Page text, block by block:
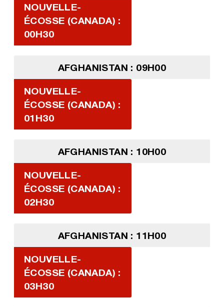
NOUVELLE-
ÉCOSSE (CANADA) :
00H30
AFGHANISTAN : 09H00
NOUVELLE-
ÉCOSSE (CANADA) :
01H30
AFGHANISTAN : 10H00
NOUVELLE-
ÉCOSSE (CANADA) :
02H30
AFGHANISTAN : 11H00
NOUVELLE-
ÉCOSSE (CANADA) :
03H30